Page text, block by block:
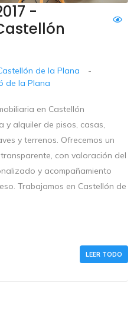
-
de la Plana
-
de la Plana
en Castellón
y alquiler de pisos, casas,
y terrenos. Ofrecemos un
con valoración del
y acompañamiento
Trabajamos en Castellón de
LEER TODO